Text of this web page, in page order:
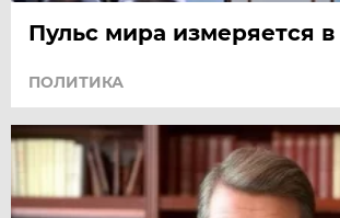
Пульс мира измеряется в
ПОЛИТИКА